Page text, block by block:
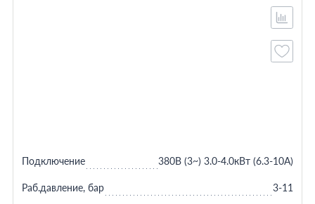
Подключение 380В (3~) 3.0-4.0кВт (6.3-10A)
Раб.давление, бар 3-11